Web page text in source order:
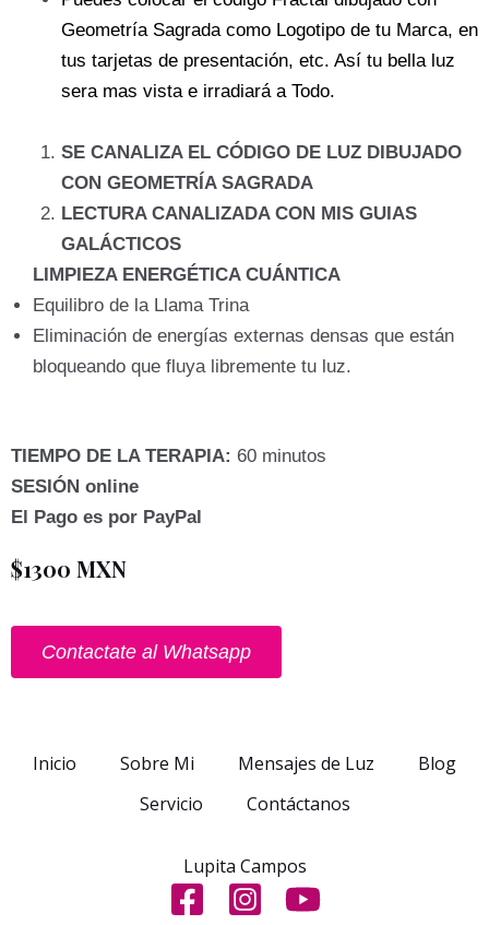
Geometría Sagrada como Logotipo de tu Marca, en
tus tarjetas de presentación, etc. Así tu bella luz
sera mas vista e irradiará a Todo.
SE CANALIZA EL CÓDIGO DE LUZ DIBUJADO
CON GEOMETRÍA SAGRADA
LECTURA CANALIZADA CON MIS GUIAS
GALÁCTICOS
LIMPIEZA ENERGÉTICA CUÁNTICA
Equilibro de la Llama Trina
Eliminación de energías externas densas que están
bloqueando que fluya libremente tu luz.
TIEMPO DE LA TERAPIA: 60 minutos
SESIÓN online
El Pago es por PayPal
$1300 MXN
Contactate al Whatsapp
Inicio Sobre Mi Mensajes de Luz
Blog
Servicio
Contáctanos
Lupita Campos